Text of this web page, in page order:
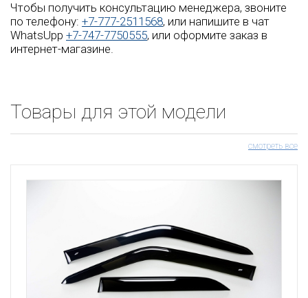
Чтобы получить консультацию менеджера, звоните
по телефону: +7-777-2511568, или напишите в чат
WhatsUpp +7-747-7750555, или оформите заказ в
интернет-магазине.
Товары для этой модели
смотреть все